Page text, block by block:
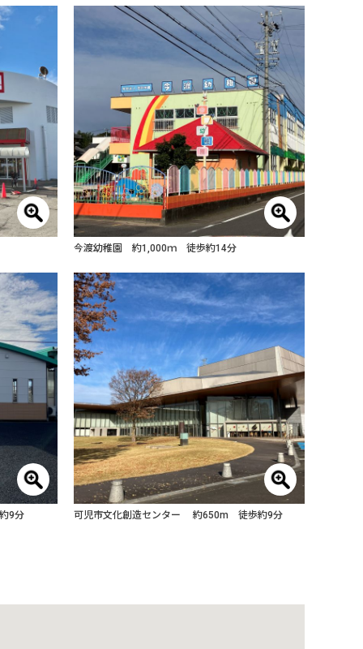
今渡幼稚園 約1,000ｍ 徒歩約14分
9分 可児市文化創造センター 約650m 徒歩約9分